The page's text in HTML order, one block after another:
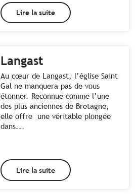
Lire la suite
Langast
Au cœur de Langast, l’église Saint
Gal ne manquera pas de vous
étonner. Reconnue comme l’une
des plus anciennes de Bretagne,
elle offre une véritable plongée
dans...
Lire la suite